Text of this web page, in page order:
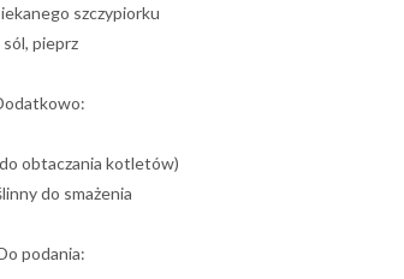
szczypiorku
sól, pieprz
obtaczania kotletów)
do smażenia
podania: